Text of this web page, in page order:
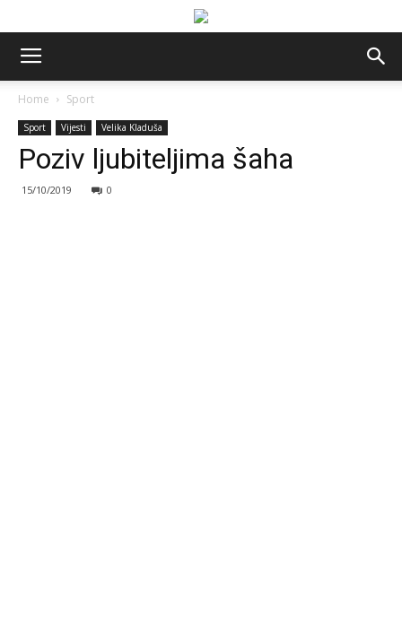
Home Sport
Sport Vijesti Velika Kladuša
Poziv ljubiteljima šaha
15/10/2019 0